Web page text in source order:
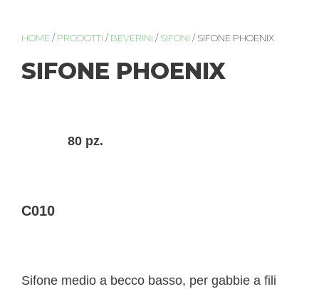
HOME / PRODOTTI / BEVERINI / SIFONI / SIFONE PHOENIX
SIFONE PHOENIX
80 pz.
C010
Sifone medio a becco basso, per gabbie a fili